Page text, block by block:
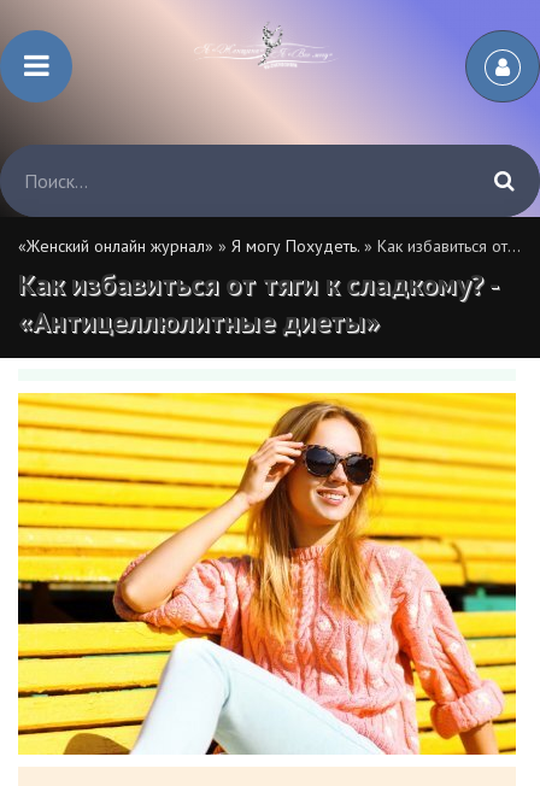
«Женский онлайн журнал» » Я могу Похудеть. » Как избавиться от тяги к сладкому? - «Антицеллюлитные диеты»
Как избавиться от тяги к сладкому? -
«Антицеллюлитные диеты»